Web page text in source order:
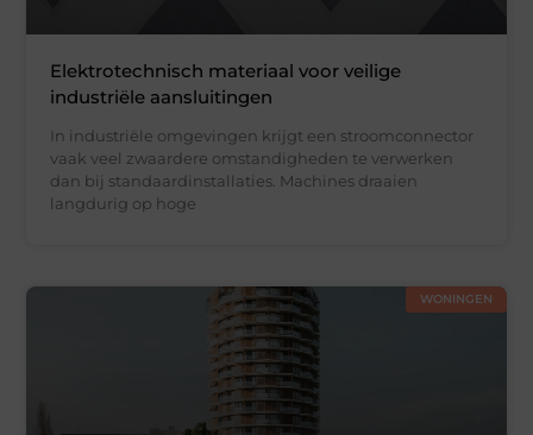
Elektrotechnisch materiaal voor veilige
industriële aansluitingen
In industriële omgevingen krijgt een stroomconnector
vaak veel zwaardere omstandigheden te verwerken
dan bij standaardinstallaties. Machines draaien
langdurig op hoge
WONINGEN